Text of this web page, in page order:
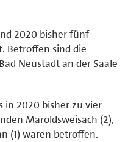
2020 bisher fünf
Betroffen sind die
Neustadt an der Saale
in 2020 bisher zu vier
Maroldsweisach (2),
(1) waren betroffen.